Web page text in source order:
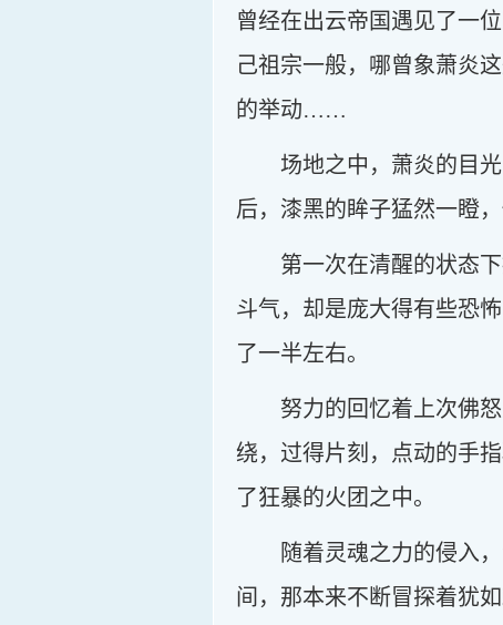
曾经在出云帝国遇见了一
己祖宗一般，哪曾象萧炎
的举动……
场地之中，萧炎的目
后，漆黑的眸子猛然一瞪
第一次在清醒的状态
斗气，却是庞大得有些恐
了一半左右。
努力的回忆着上次佛
绕，过得片刻，点动的手
了狂暴的火团之中。
随着灵魂之力的侵入
间，那本来不断冒探着犹